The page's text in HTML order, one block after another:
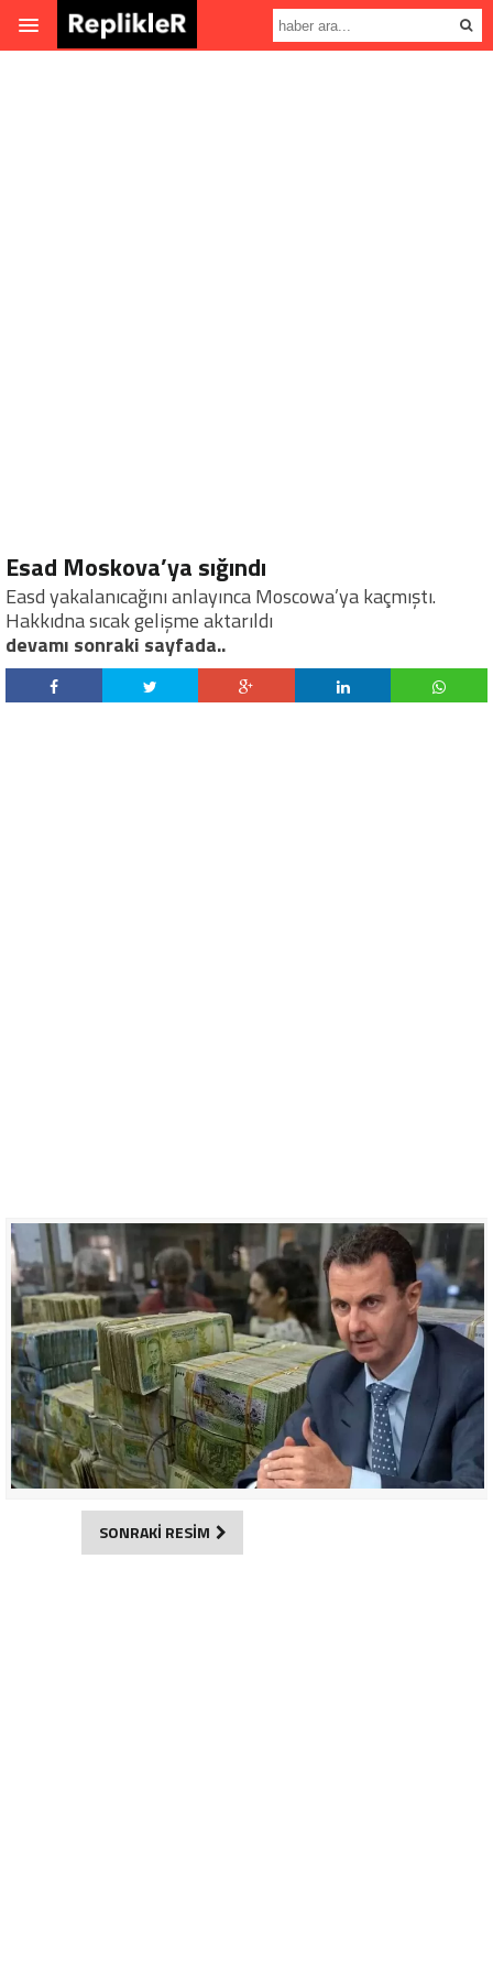
Esad Moskova’ya sığındı
Easd yakalanıcağını anlayınca Moscowa’ya kaçmıştı.
Hakkıdna sıcak gelişme aktarıldı
devamı sonraki sayfada..
SONRAKİ RESİM